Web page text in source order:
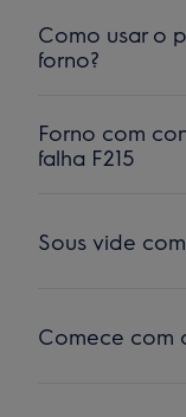
Como usar o
forno?
Forno com
falha F215
Sous vide
Comece com